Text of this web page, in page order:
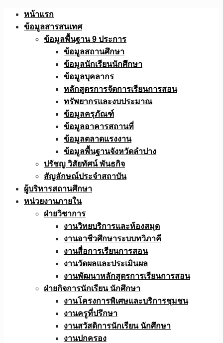
Skip
หน้าแรก
ข้อมูลสารสนเทศ
ข้อมูลพื้นฐาน 9 ประการ
ข้อมูลสถานศึกษา
ข้อมูลนักเรียนนักศึกษา
ข้อมูลบุคลากร
หลักสูตรการจัดการเรียนการสอน
ทรัพยากรและงบประมาณ
ข้อมูลครุภัณฑ์
ข้อมูลอาคารสถานที่
ข้อมูลตลาดแรงงาน
ข้อมูลพื้นฐานจังหวัดลำปาง
ปรัชญ วิสัยทัศน์ พันธกิจ
สัญลักษณ์ประจำสถาบัน
ผู้บริหารสถานศึกษา
หน่วยงานภายใน
ฝ่ายวิชาการ
งานวิทยบริการและห้องสมุด
งานอาชีวศึกษาระบบทวิภาคี
งานสื่อการเรียนการสอน
งานวัดผลและประเมินผล
งานพัฒนาหลักสูตรการเรียนการสอน
ฝ่ายกิจการนักเรียน นักศึกษา
งานโครงการพิเศษและบริการชุมชน
งานครูที่ปรึกษา
งานสวัสดิการนักเรียน นักศึกษา
งานปกครอง